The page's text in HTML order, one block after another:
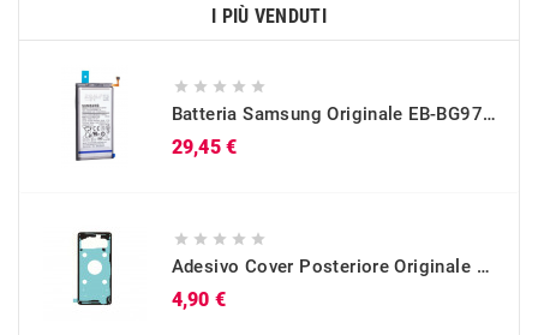
I PIÙ VENDUTI
    
Batteria Samsung Originale EB-BG973ABU Per Galaxy S10 (SM-G973)
29,45 €
    
Adesivo Cover Posteriore Originale Galaxy S10 (SM-G973)
4,90 €